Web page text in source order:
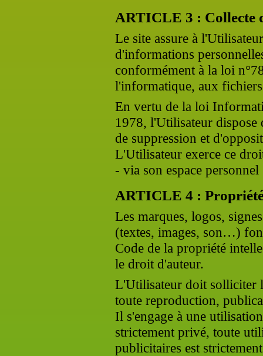
ARTICLE 3 : Collecte
Le site assure à
d'informations
conformément à la loi
l'informatique, aux
En vertu de la loi
1978, l'Utilisateur
de suppression et
L'Utilisateur exerce ce
- via son espace personnel
ARTICLE 4 :
Les marques, logos,
(textes, images, son…)
Code de la propriété
le droit d'auteur.
L'Utilisateur doit solliciter
toute reproduction,
Il s'engage à une
strictement privé, toute
publicitaires est